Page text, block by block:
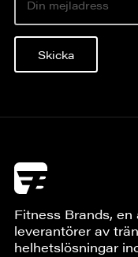
Skicka
Fitness Brands,
leverantörer av
helhetslösningar